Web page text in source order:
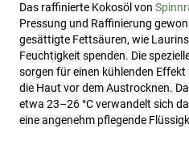
Das raffinierte Kokosöl von
Pressung und Raffinierung
gesättigte Fettsäuren, wie
Feuchtigkeit spenden. Die
sorgen für einen kühlenden
die Haut vor dem Austrocknen.
etwa 23–26 °C verwandelt sich
eine angenehm pflegende